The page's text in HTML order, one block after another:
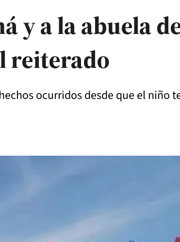
y a la abuela
reiterado
ocurridos desde que el niño